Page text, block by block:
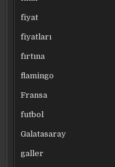
fiyat
fiyatları
fırtına
flamingo
Fransa
futbol
Galatasaray
galler